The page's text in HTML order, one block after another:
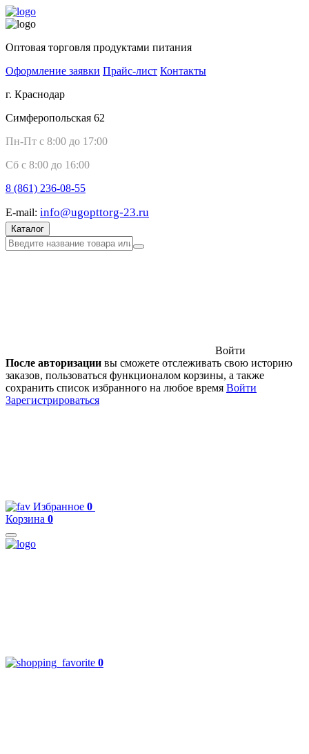
Оптовая торговля продуктами питания
Оформление заявки Прайс-лист Контакты
г. Краснодар
Симферопольская 62
Пн-Пт с 8:00 до 17:00
Сб с 8:00 до 16:00
8 (861) 236-08-55
E-mail: info@ugopttorg-23.ru
Каталог
Войти
После авторизации вы сможете отслеживать свою историю
заказов, пользоваться функционалом корзины, а также
сохранить список избранного на любое время Войти
Зарегистрироваться
Избранное 0
Корзина 0
0